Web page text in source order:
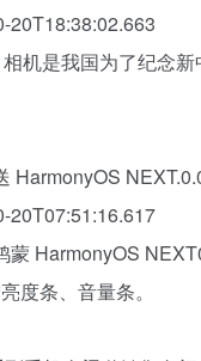
20T18:38:02.663
机是我国为了纪念
HarmonyOS
20T07:51:16.617
蒙 HarmonyOS
度条、音量条。